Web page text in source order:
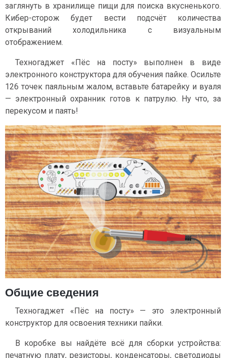
заглянуть в хранилище пищи для поиска вкусненького.
Кибер-сторож будет вести подсчёт количества
открываний холодильника с визуальным
отображением.
Техногаджет «Пёс на посту» выполнен в виде
электронного конструктора для обучения пайке. Осильте
126 точек паяльным жалом, вставьте батарейку и вуаля
— электронный охранник готов к патрулю. Ну что, за
перекусом и паять!
Общие сведения
Техногаджет «Пёс на посту» — это электронный
конструктор для освоения техники пайки.
В коробке вы найдёте всё для сборки устройства:
печатную плату, резисторы, конденсаторы, светодиоды